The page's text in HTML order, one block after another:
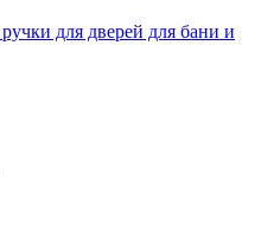
для дверей для бани и